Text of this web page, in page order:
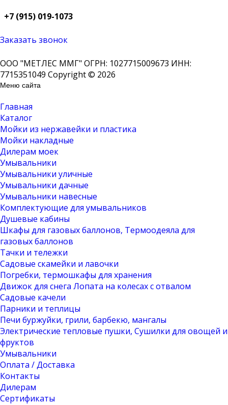
+7 (915) 019-1073
Заказать звонок
ООО "МЕТЛЕС ММГ" ОГРН: 1027715009673 ИНН:
7715351049 Copyright © 2026
Меню сайта
Главная
Каталог
Мойки из нержавейки и пластика
Мойки накладные
Дилерам моек
Умывальники
Умывальники уличные
Умывальники дачные
Умывальники навесные
Комплектующие для умывальников
Душевые кабины
Шкафы для газовых баллонов, Термоодеяла для
газовых баллонов
Тачки и тележки
Садовые скамейки и лавочки
Погребки, термошкафы для хранения
Движок для снега Лопата на колесах с отвалом
Садовые качели
Парники и теплицы
Печи буржуйки, грили, барбекю, мангалы
Электрические тепловые пушки, Сушилки для овощей и
фруктов
Умывальники
Оплата / Доставка
Контакты
Дилерам
Сертификаты